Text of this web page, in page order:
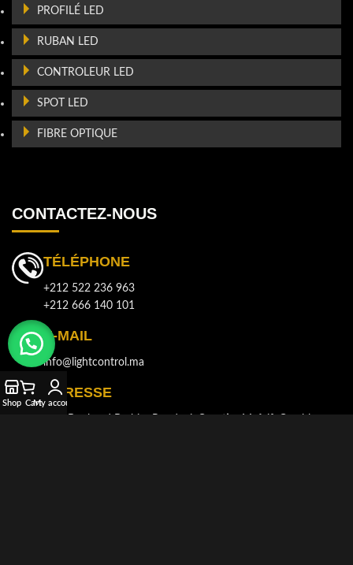
PROFILÉ LED
RUBAN LED
CONTROLEUR LED
SPOT LED
FIBRE OPTIQUE
CONTACTEZ-NOUS
TÉLÉPHONE
+212 522 236 963
+212 666 140 101
E-MAIL
info@lightcontrol.ma
ADRESSE
Shop CartMy account